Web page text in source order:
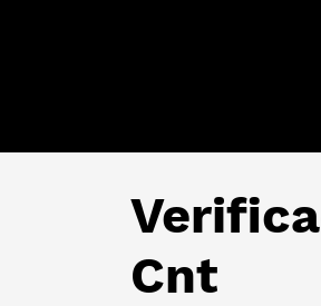
Cnt